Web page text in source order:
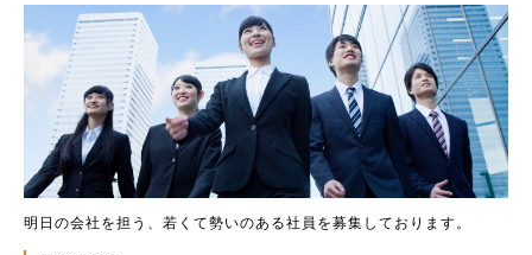
明日の会社を担う、若くて勢いのある社員を募集しております。